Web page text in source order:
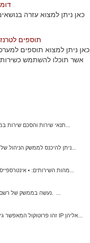
כאן ניתן למצוא עזרה
תוספים
כאן ניתן למצוא תוספים
אשר תוכלו להשתמש כשירות
ניתן להיכנס לממשק הניהול של הדומיין עם שם משתמש וססמא שקיבלתם בעת רישום דומיין. ניתן להיכנס עם...
שינוי שרתי DNS נעשה בממשק של רשם הדומיינים בלבד, ולכן קודם עליכם לוודא איפה רשום הדומיין. ...
שרת DNS זהו פרוטוקול המאפשר גישה לבסיס נתונים מבוזר, האחראי על תרגום שמות דומיין לכתובות IP אליהן...